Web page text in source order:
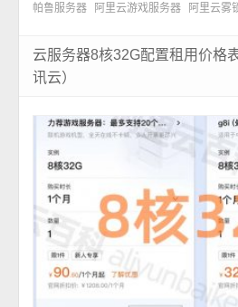
帕鲁服务器
阿里云游戏服务器 阿里云雾
云服务器8核32G配置租用价格
讯云）